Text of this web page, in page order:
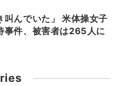
叫んでいた」 米体操女子
事件、被害者は265人に